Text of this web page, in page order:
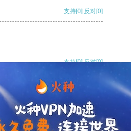
支持[0] 反对[0]
支持[0] 反对[0]
支持[0] 反对